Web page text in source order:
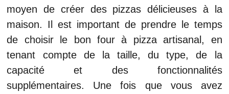
moyen de créer des pizzas délicieuses à la
maison. Il est important de prendre le temps
de choisir le bon four à pizza artisanal, en
tenant compte de la taille, du type, de la
capacité et des fonctionnalités
supplémentaires. Une fois que vous avez